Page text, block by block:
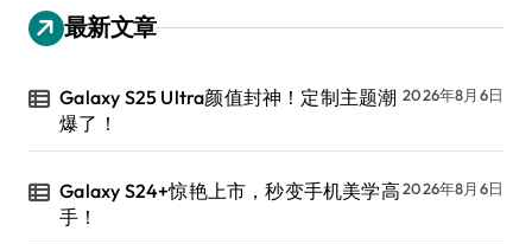
最新文章
Galaxy S25 Ultra颜值封神！定制主题潮
爆了！
2026年8月6日
Galaxy S24+惊艳上市，秒变手机美学高
手！
2026年8月6日